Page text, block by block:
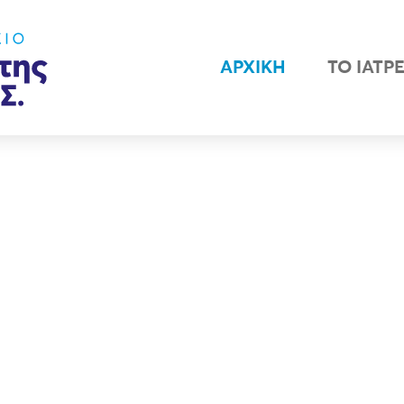
ΑΡΧΙΚΉ ΤΟ